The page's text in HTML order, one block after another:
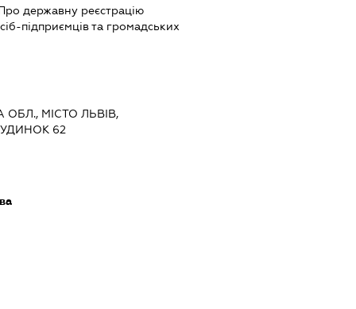
державну реєстрацію
підприємців та громадських
ОБЛ., МІСТО ЛЬВІВ,
62